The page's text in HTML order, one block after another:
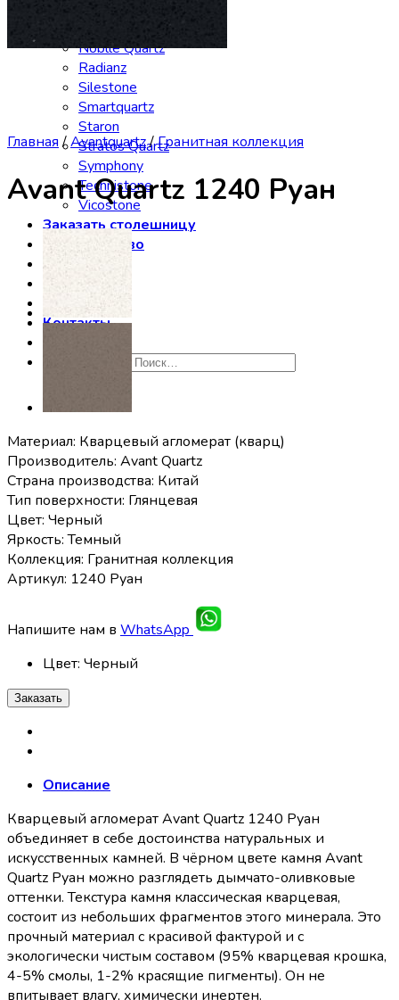
Etna Quartz
Noblle Quartz
Radianz
Silestone
Smartquartz
Staron
Stratos Quartz
Symphony
Technistone
Vicostone
Заказать столешницу
Производство
Сервис
Галерея
Отзывы
Контакты
Главная /Avantquartz/Гранитная коллекция
Avant Quartz 1240 Руан
Материал: Кварцевый агломерат (кварц)
Производитель: Avant Quartz
Страна производства: Китай
Тип поверхности: Глянцевая
Цвет: Черный
Яркость: Темный
Коллекция: Гранитная коллекция
Артикул: 1240 Руан
Напишите нам в WhatsApp
Цвет: Черный
Заказать
Описание
Кварцевый агломерат Avant Quartz 1240 Руан
объединяет в себе достоинства натуральных и
искусственных камней. В чёрном цвете камня Avant
Quartz Руан можно разглядеть дымчато-оливковые
оттенки. Текстура камня классическая кварцевая,
состоит из небольших фрагментов этого минерала. Это
прочный материал с красивой фактурой и с
экологически чистым составом (95% кварцевая крошка,
4-5% смолы, 1-2% красящие пигменты). Он не
впитывает влагу, химически инертен.